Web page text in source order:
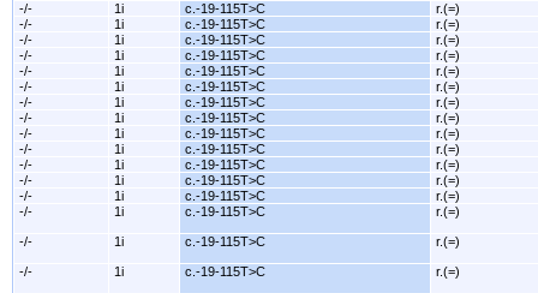
-/- 1i c.-19-115T>C
r.(=)
-/-
1i c.-19-115T>C
r.(=)
-/-
1i c.-19-115T>C
r.(=)
-/-
1i c.-19-115T>C
r.(=)
-/-
1i c.-19-115T>C
r.(=)
-/-
1i c.-19-115T>C
r.(=)
-/-
1i c.-19-115T>C
r.(=)
-/-
1i c.-19-115T>C
r.(=)
-/-
1i c.-19-115T>C
r.(=)
-/-
1i c.-19-115T>C
r.(=)
-/-
1i c.-19-115T>C
r.(=)
-/-
1i c.-19-115T>C
r.(=)
-/-
1i c.-19-115T>C
r.(=)
-/-
1i c.-19-115T>C r.(=)
-/- 1i c.-19-115T>C r.(=)
-/- 1i c.-19-115T>C r.(=)